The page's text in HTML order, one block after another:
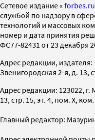
Cетевое издание « forbes.ru
службой по надзору в
технологий и массовых
номер и дата принятия
ФС77-82431 от 23 декабря
Адрес редакции, издателя:
Звенигородская 2-я, д. 13,
Адрес редакции: 123022, г.
13, стр. 15, эт. 4, пом. X, ком.
Главный редактор: